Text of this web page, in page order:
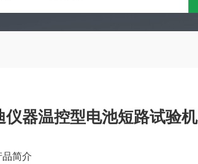
仪器温控型电池短路试验机
品简介